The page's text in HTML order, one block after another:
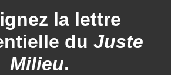
la lettre
du Juste
Milieu.